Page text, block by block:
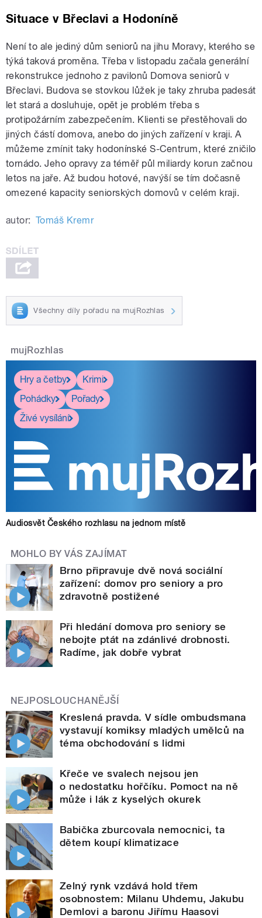
Situace v Břeclavi a Hodoníně
Není to ale jediný dům seniorů na jihu Moravy, kterého se
týká taková proměna. Třeba v listopadu začala generální
rekonstrukce jednoho z pavilonů Domova seniorů v
Břeclavi. Budova se stovkou lůžek je taky zhruba padesát
let stará a dosluhuje, opět je problém třeba s
protipožárním zabezpečením. Klienti se přestěhovali do
jiných částí domova, anebo do jiných zařízení v kraji. A
můžeme zmínit taky hodonínské S-Centrum, které zničilo
tornádo. Jeho opravy za téměř půl miliardy korun začnou
letos na jaře. Až budou hotové, navýší se tím dočasně
omezené kapacity seniorských domovů v celém kraji.
autor: Tomáš Kremr
Všechny díly pořadu na mujRozhlas
mujRozhlas
Hry a četby
Krimi
Pohádky
Pořady
Živé vysílání
Audiosvět Českého rozhlasu na jednom místě
MOHLO BY VÁS ZAJÍMAT
Brno připravuje dvě nová sociální
zařízení: domov pro seniory a pro
zdravotně postižené
Při hledání domova pro seniory se
nebojte ptát na zdánlivé drobnosti.
Radíme, jak dobře vybrat
NEJPOSLOUCHANĚJŠÍ
Kreslená pravda. V sídle ombudsmana
vystavují komiksy mladých umělců na
téma obchodování s lidmi
Křeče ve svalech nejsou jen
o nedostatku hořčíku. Pomoct na ně
může i lák z kyselých okurek
Babička zburcovala nemocnici, ta
dětem koupí klimatizace
Zelný rynk vzdává hold třem
osobnostem: Milanu Uhdemu, Jakubu
Demlovi a baronu Jiřímu Haasovi